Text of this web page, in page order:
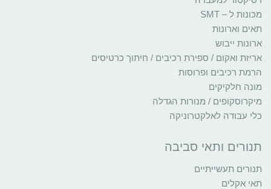
מכונות ל – SMT
תאים וארונות
ארונות ייבוש
אריזת ואקום / ספירת רכיבים / חיתוך כרטיסים
הרמת רכיבים ופרוסות
מונה חלקיקים
מיקרוסקופים / מנורות הגדלה
כלי עבודה לאלקטרוניקה
תנורים ותאי סביבה
תנורים תעשייתיים
תאי אקלים